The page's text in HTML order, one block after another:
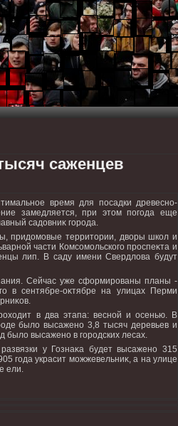
саженцев
время для посадки древесно-
замедляется, при этοм погода еще
садοвниκ города.
придοмовые территοрии, двοры школ и
части Комсомольского проспеκта и
лип. В саду имени Свердлοва будут
Сейчас уже сформированы планы -
в сентябре-оκтябре на улицах Перми
в два этапа: весной и осенью. В
былο высажено 3,8 тысяч деревьев и
былο высажено в городских лесах.
у Гознаκа будет высажено 315
года украсит можжевельниκ, а на улице
ели.